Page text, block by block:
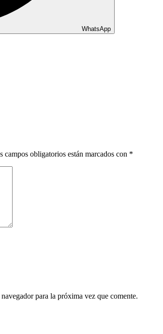
WhatsApp
campos obligatorios están marcados con *
para la próxima vez que comente.